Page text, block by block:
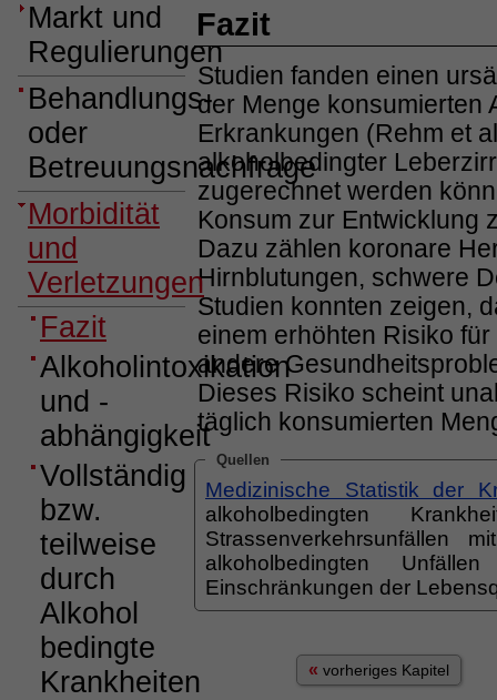
Markt und
Regulierungen
Behandlungs-
oder
Betreuungsnachfrage
Morbidität
und
Verletzungen
Fazit
Alkoholintoxikation
und -
abhängigkeit
Vollständig
bzw.
teilweise
durch
Alkohol
bedingte
Krankheiten
Fazit
Studien fanden einen
der Menge konsumierten
Erkrankungen (Rehm et
alkoholbedingter
zugerechnet werden
Konsum zur Entwicklung
Dazu zählen koronare
Hirnblutungen, schwere
Studien konnten zeigen,
einem erhöhten Risiko
andere
Dieses Risiko scheint
täglich konsumierten
Quellen
Medizinische Statistik der
alkoholbedingten
Strassenverkehrsunfällen
alkoholbedingten
Einschränkungen der
« vorheriges Kapitel